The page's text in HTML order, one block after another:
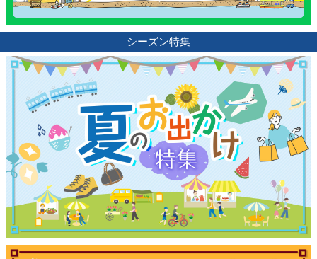
シーズン特集